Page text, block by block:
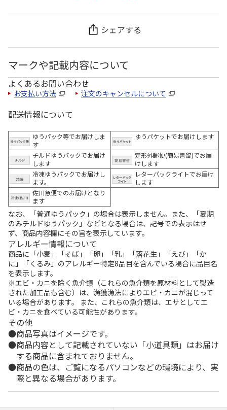
シェアする
マークや記載内容について
よくあるお問い合わせ
お支払い方法 注文のキャンセルについて
配送情報について
ゆうパック等でお届けしま
す
ゆうパケットでお届けします
チルドゆうパックでお届け
します
定形外郵便(簡易書留)でお届
けします
冷凍ゆうパックでお届けし
ます。
レターパックライトでお届け
します
佐川急便でのお届けとなり
ます
なお、「普通ゆうパック」の場合は表示しません。また、「夏期
のみチルドゆうパック」などとなる場合は、記号での表示はせ
ず、商品内容欄にその旨を表示しています。
アレルギー情報について
商品に「小麦」「そば」「卵」「乳」「落花生」「えび」「か
に」「くるみ」のアレルギー特定8品目を含んでいる場合に品目名
を表示します。
※エビ・カニを除く魚介類（これらの魚介類を原材料として製造
された加工品も含む）は、漁獲漁法によりエビ・カニが混じって
いる場合があります。 また、これらの魚介類は、エサとしてエ
ビ・カニを食べている可能性があります。
その他
商品写真はイメージです。
商品内容として記載されていない「小道具類」はお届け
する商品に含まれておりません。
商品の色は、ご覧になるパソコンなどの環境により、実
際と異なる場合があります。